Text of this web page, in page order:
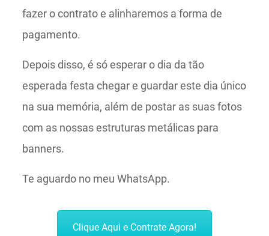
fazer o contrato e alinharemos a forma de
pagamento.
Depois disso, é só esperar o dia da tão
esperada festa chegar e guardar este dia único
na sua memória, além de postar as suas fotos
com as nossas estruturas metálicas para
banners.
Te aguardo no meu WhatsApp.
Clique Aqui e Contrate Agora!